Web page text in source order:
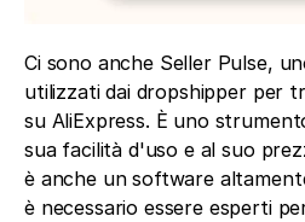
Ci sono anche Seller Pulse,
utilizzati dai dropshipper per
su AliExpress. È uno
sua facilità d'uso e al suo
è anche un software
è necessario essere esperti